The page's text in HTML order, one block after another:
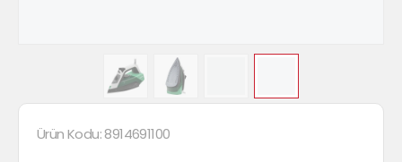
Ürün Kodu:8914691100